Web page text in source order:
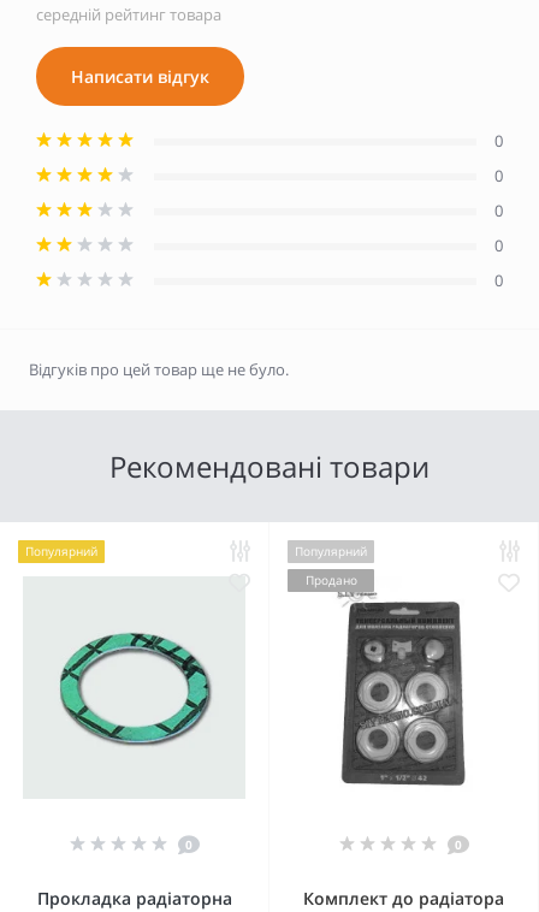
середній рейтинг товара
Написати відгук
0
0
0
0
0
Відгуків про цей товар ще не було.
Рекомендовані товари
Популярний
0
Прокладка радіаторна
Популярний
Продано
0
Комплект до радіатора